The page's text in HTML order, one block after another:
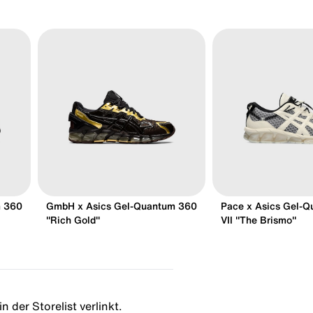
360
GmbH x Asics Gel-Quantum 360
"Rich Gold"
Pace x Asics Gel-
VII "The Brismo"
der Storelist verlinkt.